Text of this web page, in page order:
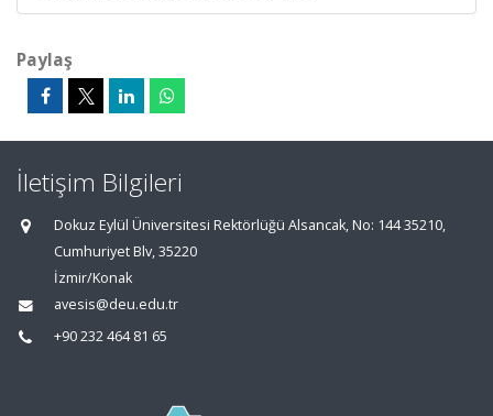
Paylaş
İletişim Bilgileri
Dokuz Eylül Üniversitesi Rektörlüğü Alsancak, No: 144 35210,
Cumhuriyet Blv, 35220
İzmir/Konak
avesis@deu.edu.tr
+90 232 464 81 65